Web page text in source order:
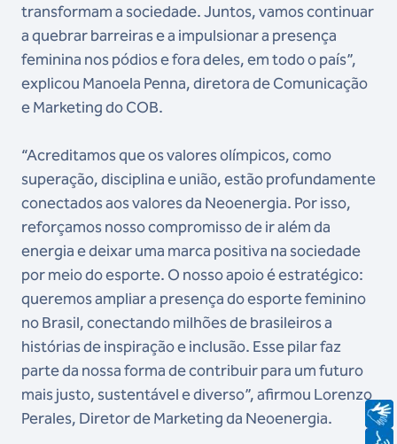
transformam a sociedade. Juntos, vamos continuar
a quebrar barreiras e a impulsionar a presença
feminina nos pódios e fora deles, em todo o país”,
explicou Manoela Penna, diretora de Comunicação
e Marketing do COB.
“Acreditamos que os valores olímpicos, como
superação, disciplina e união, estão profundamente
conectados aos valores da Neoenergia. Por isso,
reforçamos nosso compromisso de ir além da
energia e deixar uma marca positiva na sociedade
por meio do esporte. O nosso apoio é estratégico:
queremos ampliar a presença do esporte feminino
no Brasil, conectando milhões de brasileiros a
histórias de inspiração e inclusão. Esse pilar faz
parte da nossa forma de contribuir para um futuro
mais justo, sustentável e diverso”, afirmou Lorenzo
Perales, Diretor de Marketing da Neoenergia.